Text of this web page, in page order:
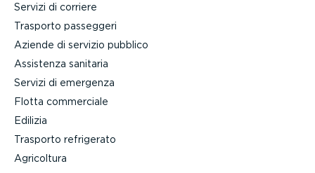
Servizi di corriere
Trasporto passeggeri
Aziende di servizio pubblico
Assistenza sanitaria
Servizi di emergenza
Flotta commerciale
Edilizia
Trasporto refrigerato
Agricoltura